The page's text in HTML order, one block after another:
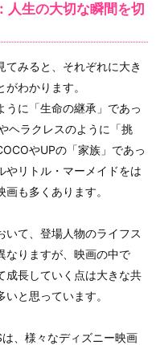
人生の大切な瞬間を切
てみると、それぞれに大き
わかります。
うに「生命の継承」であっ
ヘラクレスのように「挑
やUPの「家族」であっ
やリトル・マーメイドをは
も多くあります。
いて、登場人物のライフス
なりますが、映画の中で
成長していく点は大きな共
と思っています。
、様々なディズニー映画